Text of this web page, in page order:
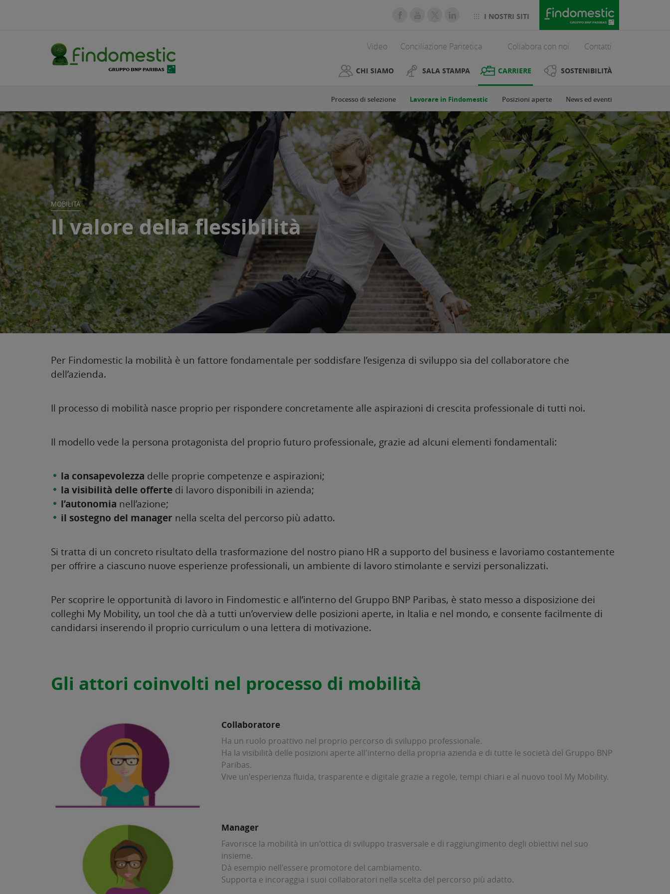
I NOSTRI SITI
CHI SIAMO SALA STAMPA CARRIERE
Processo di selezione Lavorare in Findomestic Posizioni aperte News ed eventi
SOSTENIBILITÀ
Video Conciliazione Paritetica Collabora con noi Contatti
MOBILITÀ
Il valore della flessibilità
Per Findomestic la mobilità è un fattore fondamentale per soddisfare l’esigenza di sviluppo sia del collaboratore che
dell’azienda.
Il processo di mobilità nasce proprio per rispondere concretamente alle aspirazioni di crescita professionale di tutti noi.
Il modello vede la persona protagonista del proprio futuro professionale, grazie ad alcuni elementi fondamentali:
la consapevolezza delle proprie competenze e aspirazioni;
la visibilità delle offerte di lavoro disponibili in azienda;
l’autonomia nell’azione;
il sostegno del manager nella scelta del percorso più adatto.
Si tratta di un concreto risultato della trasformazione del nostro piano HR a supporto del business e lavoriamo costantemente
per offrire a ciascuno nuove esperienze professionali, un ambiente di lavoro stimolante e servizi personalizzati.
Per scoprire le opportunità di lavoro in Findomestic e all’interno del Gruppo BNP Paribas, è stato messo a disposizione dei
colleghi My Mobility, un tool che dà a tutti un’overview delle posizioni aperte, in Italia e nel mondo, e consente facilmente di
candidarsi inserendo il proprio curriculum o una lettera di motivazione.
Gli attori coinvolti nel processo di mobilità
Collaboratore
Ha un ruolo proattivo nel proprio percorso di sviluppo professionale.
Ha la visibilità delle posizioni aperte all'interno della propria azienda e di tutte le società del Gruppo BNP
Paribas.
Vive un'esperienza fluida, trasparente e digitale grazie a regole, tempi chiari e al nuovo tool My Mobility.
Manager
Favorisce la mobilità in un'ottica di sviluppo trasversale e di raggiungimento degli obiettivi nel suo
insieme.
Dà esempio nell'essere promotore del cambiamento.
Supporta e incoraggia i suoi collaboratori nella scelta del percorso più adatto.